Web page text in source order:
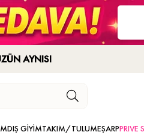
AYNISI
DIŞ GİYİMTAKIM/TULUMEŞARPPRIVE